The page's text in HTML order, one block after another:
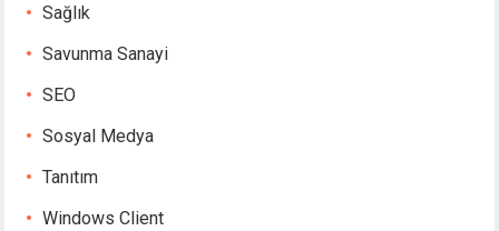
Sağlık
Savunma Sanayi
SEO
Sosyal Medya
Tanıtım
Windows Client